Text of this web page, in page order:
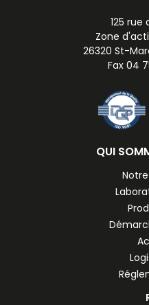
125 rue
Zone
26320 St-
Fax 04
QUI